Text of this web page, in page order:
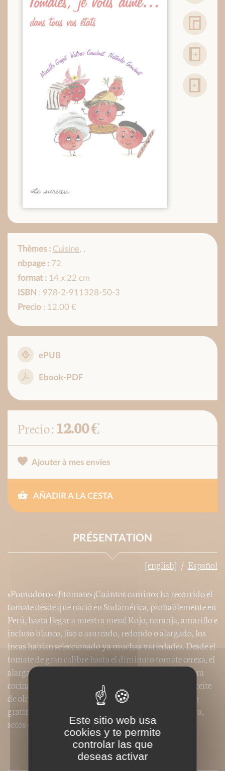
Thèmes : Cuisine, ,
nbpage : 72
format : 14 x 22 cm
ISBN : 978-2-911328-50-3
Precio : 12.00 €
ePUB
Ebook-PDF
Precio :12.00 €
Ajouter à mes envies
AÑADIR A LA CESTA
PRÉSENTATION
[english] Español
«Pomodoro» «Jitomate» ¡Cuántos caminos ha recorrido el
tomate desde que nació en Sudamérica, probablemente en
Perú, hasta llegar a nuestra mesa! Rojo, naranja, amarillo e
incluso blanco, liso o asurcado, redondo o alargado, los
incas habían seleccionado ya muchas variedades. Desde el
tomate de gran calibre hasta el diminuto tomate cereza, el
alargado y muchos más, no nos falta dónde elegir para
cocinarlos. Crudos, en ensalada, con un chorrito de aceite
de oliva, en sopas calientes o frías, al horno, rellenos o
gratinados, los tomates se ponen también en conserva,
secos o no, en fin, ¡ se adaptan a todo!
PRESSE
Este sitio web usa
cookies y te permite
controlar las que
deseas activar